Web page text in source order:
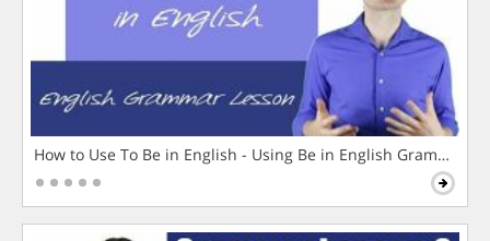
How to Use To Be in English - Using Be in English Grammar